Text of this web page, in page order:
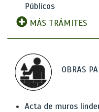
Públicos
MÁS TRÁMITES
OBRAS
Acta de muros